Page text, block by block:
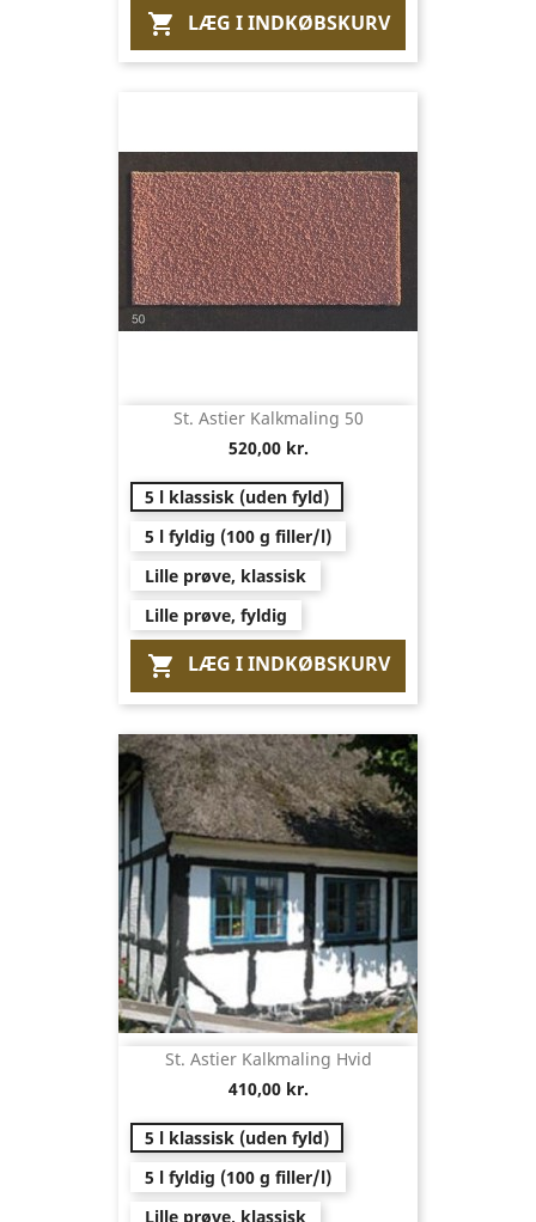
 LÆG I INDKØBSKURV
St. Astier Kalkmaling 50
520,00 kr.
5 l klassisk (uden fyld)
5 l fyldig (100 g filler/l)
Lille prøve, klassisk
Lille prøve, fyldig
 LÆG I INDKØBSKURV
St. Astier Kalkmaling Hvid
410,00 kr.
5 l klassisk (uden fyld)
5 l fyldig (100 g filler/l)
Lille prøve, klassisk